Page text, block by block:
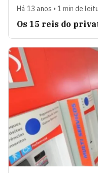
Há 13 anos • 1 min de
Os 15 reis do